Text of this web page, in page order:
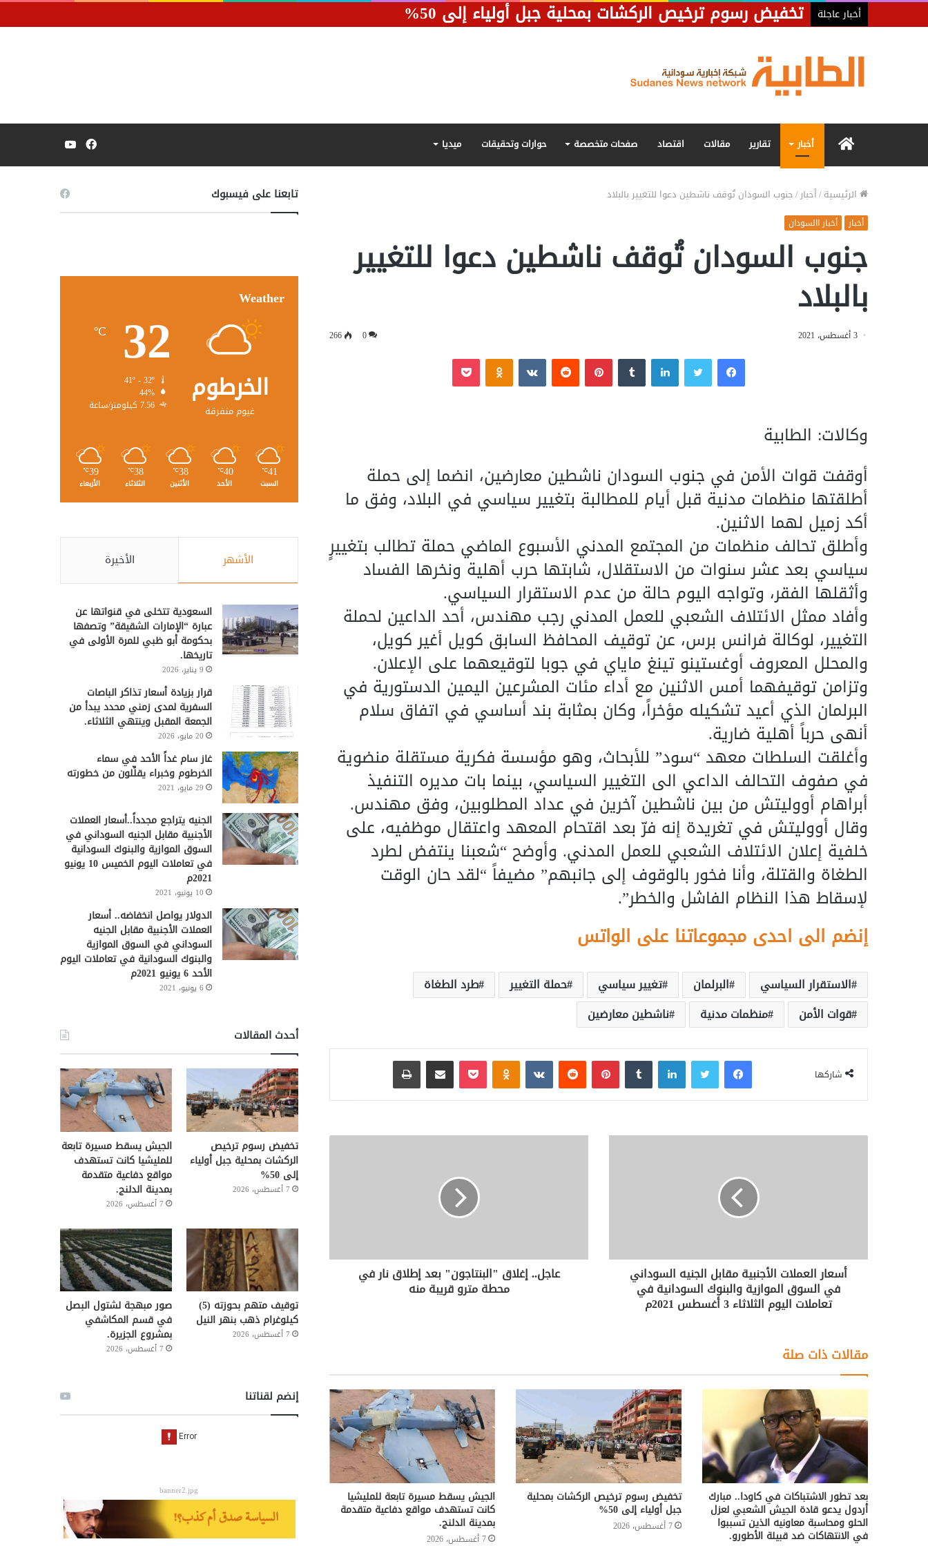
أخبار عاجلة تخفيض رسوم ترخيص الركشات بمحلية جبل أولياء إلى 50%
الرئيسيةأخبار تقارير مقالات اقتصاد صفحات متخصصة حوارات وتحقيقات ميديا فيسبوك
الرئيسية/أخبار/جنوب السودان تُوقف ناشطين دعوا للتغيير بالبلاد
أخبار أخبار االسودان
جنوب السودان تُوقف ناشطين دعوا للتغيير
بالبلاد
3 أغسطس، 2021 0
266
فيسبوك لينكدإن بينتيريست
وكالات: الطابية
أوقفت قوات الأمن في جنوب السودان ناشطين معارضين، انضما إلى حملة
أطلقتها منظمات مدنية قبل أيام للمطالبة بتغيير سياسي في البلاد، وفق ما
أكد زميل لهما الاثنين.
وأطلق تحالف منظمات من المجتمع المدني الأسبوع الماضي حملة تطالب بتغييرٍ
سياسي بعد عشر سنوات من الاستقلال، شابتها حرب أهلية ونخرها الفساد
وأثقلها الفقر، وتواجه اليوم حالة من عدم الاستقرار السياسي.
وأفاد ممثل الائتلاف الشعبي للعمل المدني رجب مهندس، أحد الداعين لحملة
التغيير، لوكالة فرانس برس، عن توقيف المحافظ السابق كويل أغير كويل،
والمحلل المعروف أوغستينو تينغ ماياي في جوبا لتوقيعهما على الإعلان.
وتزامن توقيفهما أمس الاثنين مع أداء مئات المشرعين اليمين الدستورية في
البرلمان الذي أعيد تشكيله مؤخراً، وكان بمثابة بند أساسي في اتفاق سلام
أنهى حرباً أهلية ضارية.
وأغلقت السلطات معهد “سود” للأبحاث، وهو مؤسسة فكرية مستقلة منضوية
في صفوف التحالف الداعي الى التغيير السياسي، بينما بات مديره التنفيذ
أبراهام أووليتش من بين ناشطين آخرين في عداد المطلوبين، وفق مهندس.
وقال أووليتش في تغريدة إنه فرّ بعد اقتحام المعهد واعتقال موظفيه، على
خلفية إعلان الائتلاف الشعبي للعمل المدني. وأوضح “شعبنا ينتفض لطرد
الطغاة والقتلة، وأنا فخور بالوقوف إلى جانبهم” مضيفاً “لقد حان الوقت
لإسقاط هذا النظام الفاشل والخطر”.
إنضم الى احدى مجموعاتنا على الواتس
الاستقرار السياسي البرلمان تغيير سياسي حملة التغيير
طرد الطغاة
قوات الأمن
منظمات مدنية ناشطين معارضين
شاركها
فيسبوك لينكدإن بينتيريست بوكيت
أسعار العملات الأجنبية مقابل الجنيه السوداني
في السوق الموازية والبنوك السودانية في
تعاملات اليوم الثلاثاء 3 أغسطس 2021م
عاجل.. إغلاق "البنتاجون" بعد إطلاق نار في
محطة مترو قريبة منه
مقالات ذات صلة
بعد تطور الاشتباكات في كاودا.. مبارك
أردول يدعو قادة الجيش الشعبي لعزل
الحلو ومحاسبة معاونيه الذين تسببوا
في الانتهاكات ضد قبيلة الأطورو.
تخفيض رسوم ترخيص الركشات بمحلية
جبل أولياء إلى 50%
7 أغسطس، 2026
الجيش يسقط مسيرة تابعة للمليشيا
كانت تستهدف مواقع دفاعية متقدمة
بمدينة الدلنج.
7 أغسطس، 2026
تابعنا على فيسبوك
Weather
الخرطوم
غيوم متفرقة
32
℃
44%
7.56 كيلومتر/ساعة
41
℃
السبت
40
℃
الأحد
38
℃
الأثنين
38
℃
الثلاثاء
39
℃
الأربعاء
الأشهر الأخيرة
السعودية تتخلى في قنواتها عن
عبارة “الإمارات الشقيقة” وتصفها
بحكومة أبو ظبي للمرة الأولى في
تاريخها.
9 يناير، 2026
قرار بزيادة أسعار تذاكر الباصات
السفرية لمدى زمني محدد يبدأ من
الجمعة المقبل وينتهي الثلاثاء.
20 مايو، 2026
غاز سام غداً الأحد في سماء
الخرطوم وخبراء يقلِّلون من خطورته
29 مايو، 2021
الجنيه يتراجع مجدداً..أسعار العملات
الأجنبية مقابل الجنيه السوداني في
السوق الموازية والبنوك السودانية
في تعاملات اليوم الخميس 10 يونيو
2021م
10 يونيو، 2021
الدولار يواصل انخفاضه.. أسعار
العملات الأجنبية مقابل الجنيه
السوداني في السوق الموازية
والبنوك السودانية في تعاملات اليوم
الأحد 6 يونيو 2021م
6 يونيو، 2021
أحدث المقالات
تخفيض رسوم ترخيص
الركشات بمحلية جبل أولياء
إلى 50%
7 أغسطس، 2026
الجيش يسقط مسيرة تابعة
للمليشيا كانت تستهدف
مواقع دفاعية متقدمة
بمدينة الدلنج.
7 أغسطس، 2026
توقيف متهم بحوزته (5)
كيلوغرام ذهب بنهر النيل
7 أغسطس، 2026
صور مبهجة لشتول البصل
في قسم المكاشفي
بمشروع الجزيرة.
7 أغسطس، 2026
إنضم لقناتنا
banner2.jpg